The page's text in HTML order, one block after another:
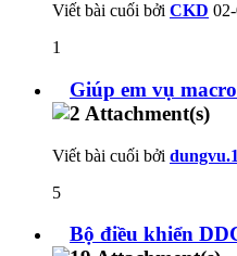
Viết bài cuối bởi CKD
1
Giúp em vụ
Viết bài cuối bởi
5
Bộ điều khiển